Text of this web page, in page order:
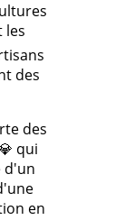
les
des
des
qui
d'un
en